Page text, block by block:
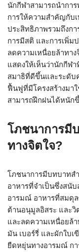
นักกีฬาสามารถนำกา
การให้ความสำคัญกับ
ประสิทธิภาพรวมถึงก
การมีสติ และการเพิ่ม
ลดความเหนื่อยล้าทา
แสดงให้เห็นว่านักกีฬ
สมาธิที่ดีขึ้นและระดับ
ฟื้นฟูที่มีโครงสร้างมา
สามารถฝึกฝนได้หนั
โภชนาการมี
ทางจิตใจ?
โภชนาการมีบทบาทส
อาหารที่จำเป็นซึ่งสนั
อารมณ์ อาหารที่สมดุ
ต้านอนุมูลอิสระ และ
และลดความเหนื่อยล้า
มัน เบอร์รี่ และผักใบ
ยืดหยุ่นทางอารมณ์ ก